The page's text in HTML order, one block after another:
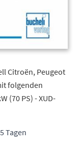
Citroën, Peugeot
folgenden
(70 PS) - XUD-
Tagen